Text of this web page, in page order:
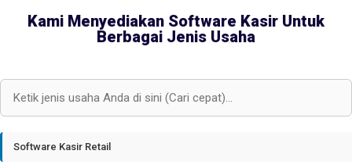
Kami Menyediakan Software Kasir Untuk
Berbagai Jenis Usaha
Software Kasir Retail